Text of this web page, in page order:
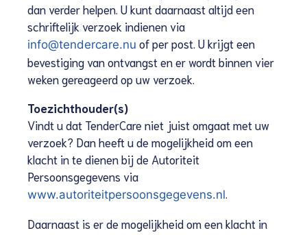
dan verder helpen. U kunt daarnaast altijd een
schriftelijk verzoek indienen via
info@tendercare.nu of per post. U krijgt een
bevestiging van ontvangst en er wordt binnen vier
weken gereageerd op uw verzoek.
Toezichthouder(s)
Vindt u dat TenderCare niet juist omgaat met uw
verzoek? Dan heeft u de mogelijkheid om een
klacht in te dienen bij de Autoriteit
Persoonsgegevens via
www.autoriteitpersoonsgegevens.nl
Daarnaast is er de mogelijkheid om een klacht in